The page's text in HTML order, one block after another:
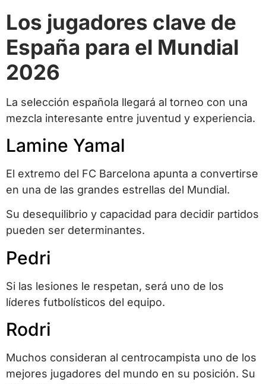
Los jugadores clave de
España para el Mundial
2026
La selección española llegará al torneo con una
mezcla interesante entre juventud y experiencia.
Lamine Yamal
El extremo del FC Barcelona apunta a convertirse
en una de las grandes estrellas del Mundial.
Su desequilibrio y capacidad para decidir partidos
pueden ser determinantes.
Pedri
Si las lesiones le respetan, será uno de los
líderes futbolísticos del equipo.
Rodri
Muchos consideran al centrocampista uno de los
mejores jugadores del mundo en su posición. Su